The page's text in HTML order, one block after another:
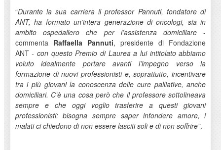
“Durante la sua carriera il professor Pannuti, fondatore di
ANT, ha formato un’intera generazione di oncologi, sia in
ambito ospedaliero che per l’assistenza domiciliare-
commenta Raffaella Pannuti, presidente di Fondazione
ANT- con questo Premio di Laurea a lui intitolato abbiamo
voluto idealmente portare avanti l’impegno verso la
formazione di nuovi professionisti e, soprattutto, incentivare
tra i più giovani la conoscenza delle cure palliative, anche
domiciliari. C’è una cosa però che il professore sottolineava
sempre e che oggi voglio trasferire a questi giovani
professionisti: bisogna sempre saper infondere amore, i
malati ci chiedono di non essere lasciti soli e di non soffrire”.